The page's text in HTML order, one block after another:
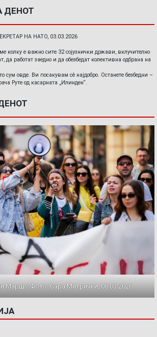
ДЕНОТ
НА НАТО, 03.03.2026
колку е важно сите 32 сојузнички држави, вклучително
да работат заедно и да обезбедат колективна одбрана на
сум овде. Ви посакувам сè најдобро. Останете безбедни –
Руте од касарната „Илинден“.
Марш / Фото: Сара Митрички, 08.03.2026